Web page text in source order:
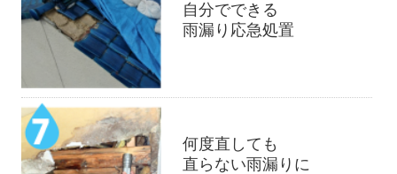
自分でできる
雨漏り応急処置
何度直しても
直らない雨漏りに